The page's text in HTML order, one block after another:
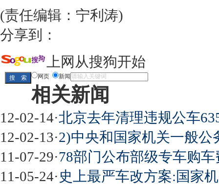
(责任编辑：宁利涛)
分享到：
上网从搜狗开始
网页 新闻
相关新闻
12-02-14·北京去年清理违规公车
12-02-13·2)中央和国家机关一般公
11-07-29·78部门公布部级专车购
11-05-24· 史上最严车改方案:国家